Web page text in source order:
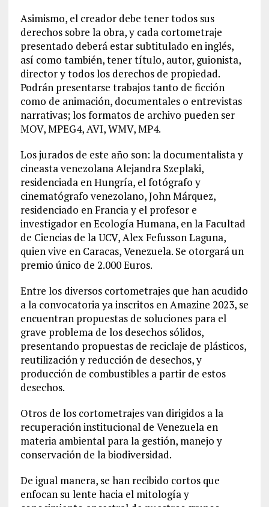
Asimismo, el creador debe tener todos sus
derechos sobre la obra, y cada cortometraje
presentado deberá estar subtitulado en inglés,
así como también, tener título, autor, guionista,
director y todos los derechos de propiedad.
Podrán presentarse trabajos tanto de ficción
como de animación, documentales o entrevistas
narrativas; los formatos de archivo pueden ser
MOV, MPEG4, AVI, WMV, MP4.
Los jurados de este año son: la documentalista y
cineasta venezolana Alejandra Szeplaki,
residenciada en Hungría, el fotógrafo y
cinematógrafo venezolano, John Márquez,
residenciado en Francia y el profesor e
investigador en Ecología Humana, en la Facultad
de Ciencias de la UCV, Alex Fefusson Laguna,
quien vive en Caracas, Venezuela. Se otorgará un
premio único de 2.000 Euros.
Entre los diversos cortometrajes que han acudido
a la convocatoria ya inscritos en Amazine 2023, se
encuentran propuestas de soluciones para el
grave problema de los desechos sólidos,
presentando propuestas de reciclaje de plásticos,
reutilización y reducción de desechos, y
producción de combustibles a partir de estos
desechos.
Otros de los cortometrajes van dirigidos a la
recuperación institucional de Venezuela en
materia ambiental para la gestión, manejo y
conservación de la biodiversidad.
De igual manera, se han recibido cortos que
enfocan su lente hacia el mitología y